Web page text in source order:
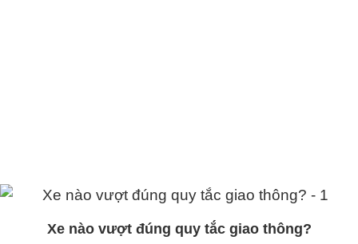
Xe nào vượt đúng quy tắc giao thông?